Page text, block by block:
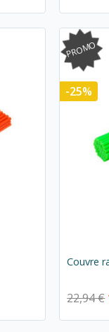
PROMO
-25%
Couvre
22,94 €